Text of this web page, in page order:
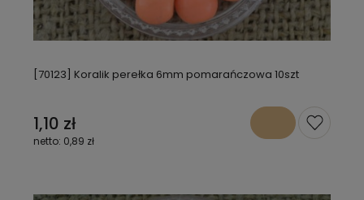
[70123] Koralik perełka 6mm pomarańczowa 10szt
1,10 zł
0,89 zł